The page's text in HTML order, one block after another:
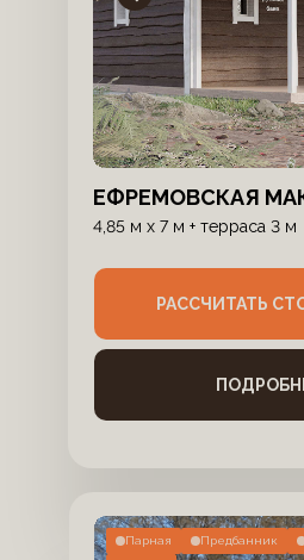
Парная Предбанник
РАССЧИТАТЬ
4,85 м x 7 м + терраса 3 м
ЕФРЕМОВСКАЯ